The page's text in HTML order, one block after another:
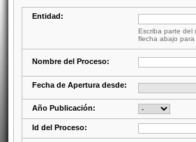
Entidad:
Escriba parte del
flecha abajo
Nombre del Proceso:
Fecha de Apertura desde:
Año Publicación:
Id del Proceso: